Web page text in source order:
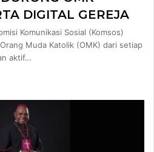
DIGITAL GEREJA
Komunikasi Sosial (Komsos)
Muda Katolik (OMK) dari setiap
aktif…